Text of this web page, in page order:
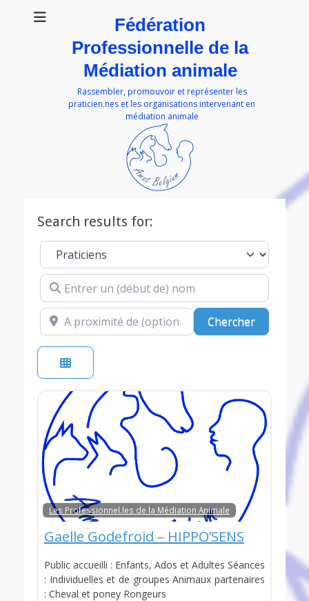
Fédération
Professionnelle de la
Médiation animale
Rassembler, promouvoir et représenter les
praticien.nes et les organisations intervenant en
médiation animale
Search results for:
Select search type
Entrer un (début de) nom
A proximité de (optionnel) ChercherChercher
Les Professionnel.les de la Médiation Animale
Gaelle Godefroid – HIPPO’SENS
Public accueilli : Enfants, Ados et Adultes Séances
: Individuelles et de groupes Animaux partenaires
: Cheval et poney Rongeurs